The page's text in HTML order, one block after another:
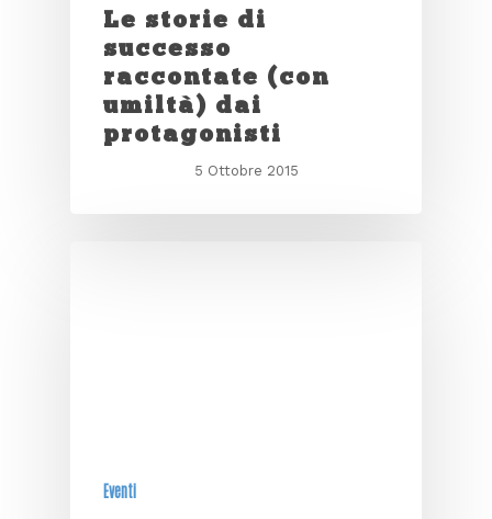
Le storie di
successo
raccontate (con
umiltà) dai
protagonisti
5 Ottobre 2015
Eventi